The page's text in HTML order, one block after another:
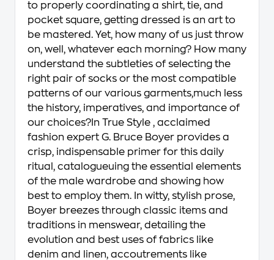
to properly coordinating a shirt, tie, and
pocket square, getting dressed is an art to
be mastered. Yet, how many of us just throw
on, well, whatever each morning? How many
understand the subtleties of selecting the
right pair of socks or the most compatible
patterns of our various garments,much less
the history, imperatives, and importance of
our choices?In True Style , acclaimed
fashion expert G. Bruce Boyer provides a
crisp, indispensable primer for this daily
ritual, catalogueuing the essential elements
of the male wardrobe and showing how
best to employ them. In witty, stylish prose,
Boyer breezes through classic items and
traditions in menswear, detailing the
evolution and best uses of fabrics like
denim and linen, accoutrements like